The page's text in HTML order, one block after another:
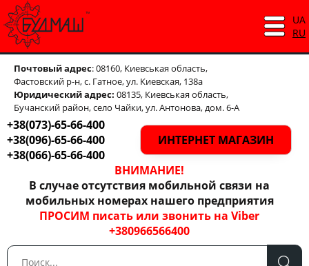
Почтовый адрес: 08160, Киевськая область,
Фастовский р-н, с. Гатное, ул. Киевская, 138а
Юридический адрес: 08135, Киевськая область,
Бучанский район, село Чайки, ул. Антонова, дом. 6-А
+38(073)-65-66-400
+38(096)-65-66-400
+38(066)-65-66-400
ИНТЕРНЕТ МАГАЗИН
ВНИМАНИЕ!
В случае отсутствия мобильной связи на
мобильных номерах нашего предприятия
ПРОСИМ писать или звонить на Viber
+380966566400
UA
RU